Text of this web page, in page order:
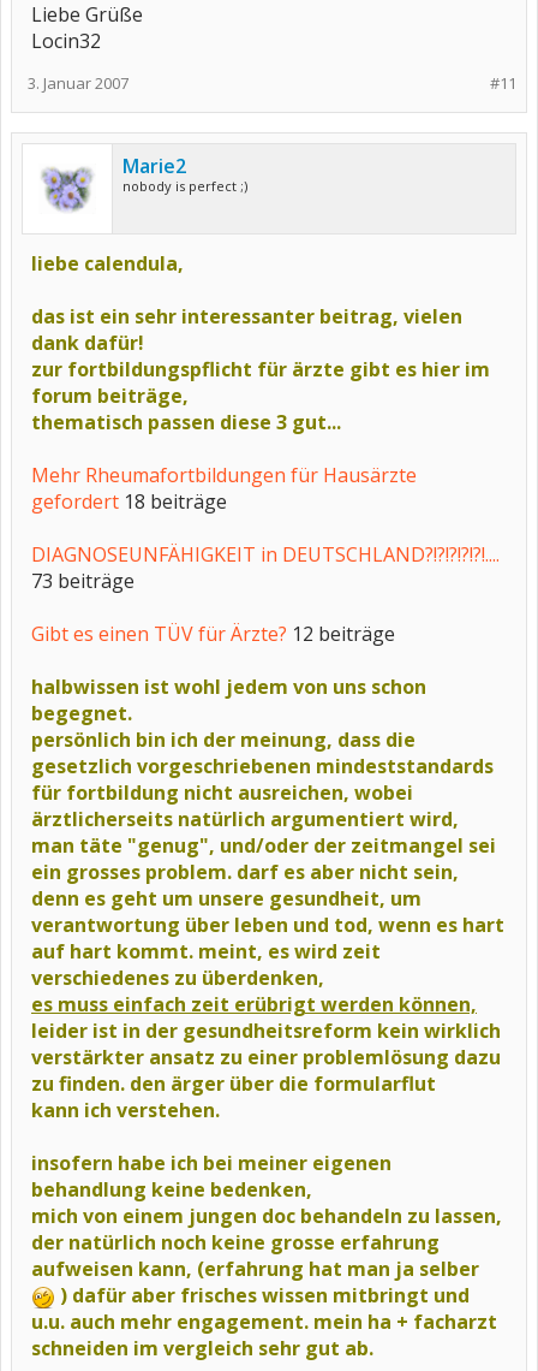
Liebe Grüße
Locin32
#11
3. Januar 2007
Marie2
nobody is perfect ;)
liebe calendula,
das ist ein sehr interessanter beitrag, vielen
dank dafür!
zur fortbildungspflicht für ärzte gibt es hier im
forum beiträge,
thematisch passen diese 3 gut...
Mehr Rheumafortbildungen für Hausärzte
gefordert 18 beiträge
DIAGNOSEUNFÄHIGKEIT in DEUTSCHLAND?!?!?!?!?!....
73 beiträge
Gibt es einen TÜV für Ärzte? 12 beiträge
halbwissen ist wohl jedem von uns schon
begegnet.
persönlich bin ich der meinung, dass die
gesetzlich vorgeschriebenen mindeststandards
für fortbildung nicht ausreichen, wobei
ärztlicherseits natürlich argumentiert wird,
man täte "genug", und/oder der zeitmangel sei
ein grosses problem. darf es aber nicht sein,
denn es geht um unsere gesundheit, um
verantwortung über leben und tod, wenn es hart
auf hart kommt. meint, es wird zeit
verschiedenes zu überdenken,
es muss einfach zeit erübrigt werden können,
leider ist in der gesundheitsreform kein wirklich
verstärkter ansatz zu einer problemlösung dazu
zu finden. den ärger über die formularflut
kann ich verstehen.
insofern habe ich bei meiner eigenen
behandlung keine bedenken,
mich von einem jungen doc behandeln zu lassen,
der natürlich noch keine grosse erfahrung
aufweisen kann, (erfahrung hat man ja selber
) dafür aber frisches wissen mitbringt und
u.u. auch mehr engagement. mein ha + facharzt
schneiden im vergleich sehr gut ab.